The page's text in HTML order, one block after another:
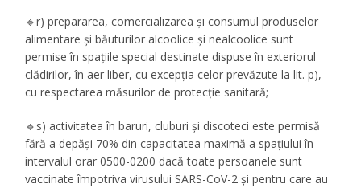
🔹r) prepararea, comercializarea și consumul produselor
alimentare și băuturilor alcoolice și nealcoolice sunt
permise în spațiile special destinate dispuse în exteriorul
clădirilor, în aer liber, cu excepția celor prevăzute la lit. p),
cu respectarea măsurilor de protecție sanitară;
🔹s) activitatea în baruri, cluburi și discoteci este permisă
fără a depăși 70% din capacitatea maximă a spațiului în
intervalul orar 0500-0200 dacă toate persoanele sunt
vaccinate împotriva virusului SARS-CoV-2 și pentru care au